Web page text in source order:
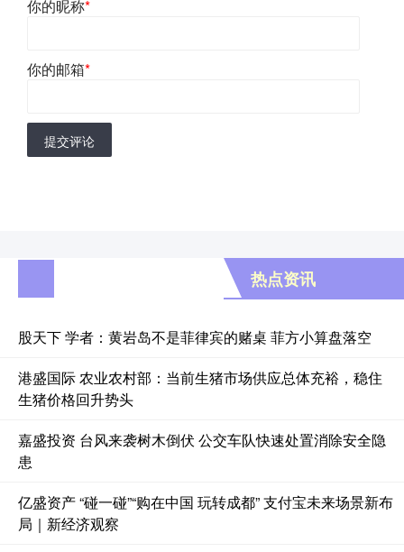
你的昵称*
你的邮箱*
提交评论
热点资讯
股天下 学者：黄岩岛不是菲律宾的赌桌 菲方小算盘落空
港盛国际 农业农村部：当前生猪市场供应总体充裕，稳住
生猪价格回升势头
嘉盛投资 台风来袭树木倒伏 公交车队快速处置消除安全隐
患
亿盛资产 “碰一碰”“购在中国 玩转成都” 支付宝未来场景新布
局｜新经济观察